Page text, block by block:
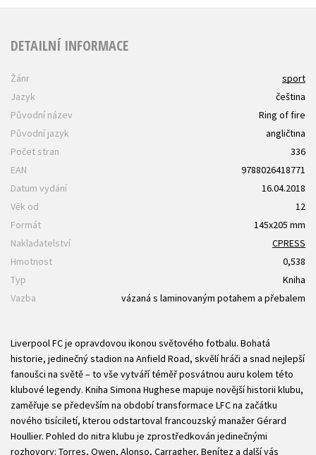
DETAILNÍ INFORMACE
Žánr
sport
Jazyk
čeština
Původní název
Ring of fire
Původní jazyk
angličtina
Počet stran
336
EAN
9788026418771
Datum vydání
16.04.2018
Věk od
12
Formát
145x205 mm
Nakladatelství
CPRESS
Hmotnost
0,538
Typ
Kniha
Vazba
vázaná s laminovaným potahem a přebalem
Liverpool FC je opravdovou ikonou světového fotbalu. Bohatá
historie, jedinečný stadion na Anfield Road, skvělí hráči a snad nejlepší
fanoušci na světě – to vše vytváří téměř posvátnou auru kolem této
klubové legendy. Kniha Simona Hughese mapuje novější historii klubu,
zaměřuje se především na období transformace LFC na začátku
nového tisíciletí, kterou odstartoval francouzský manažer Gérard
Houllier. Pohled do nitra klubu je zprostředkován jedinečnými
rozhovory: Torres, Owen, Alonso, Carragher, Benítez a další vás